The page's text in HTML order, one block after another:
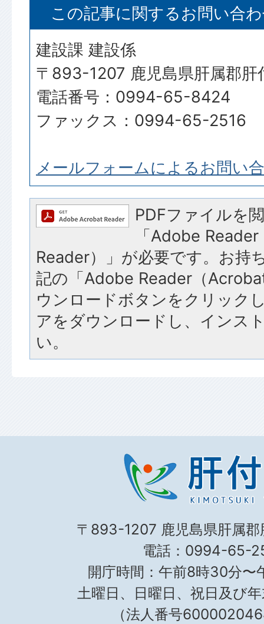
この記事に関するお問い合
建設課 建設係
〒893-1207 鹿児島県肝属郡肝
電話番号：0994-65-8424
ファックス：0994-65-2516
メールフォームによるお問い
PDFファイルを
「Adobe
Reader）」が必要です。お持
記の「Adobe Reader（
ウンロードボタンをクリック
アをダウンロードし、インス
い。
〒893-1207 鹿児島県肝属
電話：0994-65-
開庁時間：午前8時30分〜
土曜日、日曜日、祝日及び
（法人番号